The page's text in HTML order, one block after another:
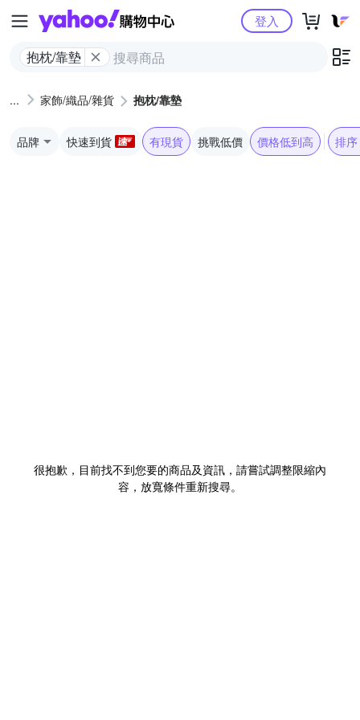
Yahoo購物中心
抱枕/靠墊
登入
家飾/織品/雜貨 抱枕/靠墊
品牌 快速到貨 有現貨 挑戰低價 價格低到高 排序
很抱歉，目前找不到您要的商品及資訊，請嘗試調整限縮內
容，放寬條件重新搜尋。